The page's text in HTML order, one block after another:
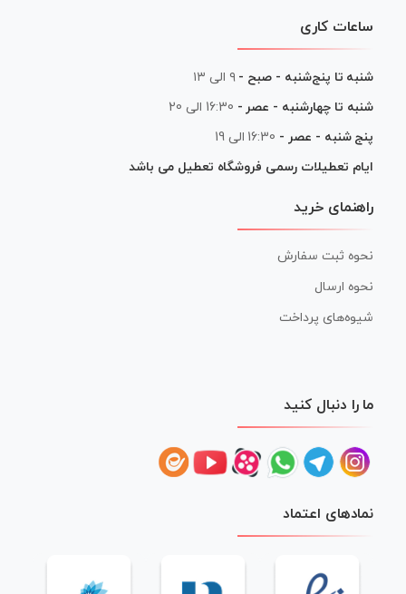
ساعات کاری
شنبه تا پنج‌شنبه - صبح - ۹ الی ۱۳
شنبه تا چهارشنبه - عصر - 16:30 الی 20
پنج شنبه - عصر - 16:30 الی 19
ایام تعطیلات رسمی فروشگاه تعطیل می باشد
راهنمای خرید
نحوه ثبت سفارش
نحوه ارسال
شیوه‌های پرداخت
ما را دنبال کنید
نمادهای اعتماد